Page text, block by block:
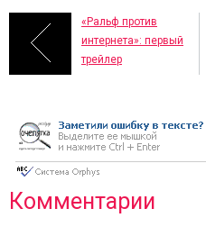
«Ральф против
интернета»: первый
трейлер
Комментарии